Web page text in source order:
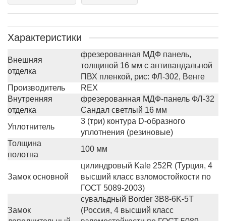
Характеристики
Внешняя
отделка
фрезерованная МДФ панель,
толщиной 16 мм с антивандальной
ПВХ пленкой, рис: ФЛ-302, Венге
Производитель
REX
Внутренняя
отделка
фрезерованная МДФ-панель ФЛ-32
Сандал светлый 16 мм
Уплотнитель
3 (три) контура D-образного
уплотнения (резиновые)
Толщина
полотна
100 мм
Замок основной
цилиндровый Kale 252R (Турция, 4
высший класс взломостойкости по
ГОСТ 5089-2003)
Замок
сувальдный Border 3B8-6K-5Т
(Россия, 4 высший класс